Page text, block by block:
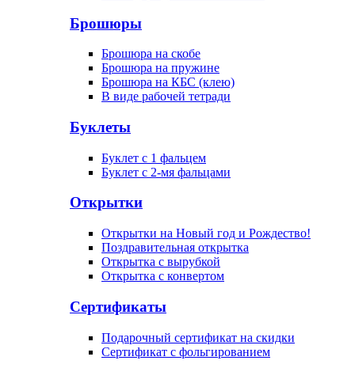
Брошюры
Брошюра на скобе
Брошюра на пружине
Брошюра на КБС (клею)
В виде рабочей тетради
Буклеты
Буклет с 1 фальцем
Буклет с 2-мя фальцами
Открытки
Открытки на Новый год и Рождество!
Поздравительная открытка
Открытка с вырубкой
Открытка с конвертом
Сертификаты
Подарочный сертификат на скидки
Сертификат с фольгированием